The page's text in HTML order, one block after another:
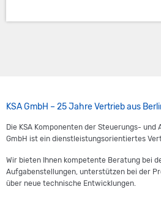
Footer
KSA GmbH – 25 Jahre Vertrieb aus
Die KSA Komponenten der Steuerungs-
GmbH ist ein dienstleistungsorientiertes
Wir bieten Ihnen kompetente Beratung bei
Aufgabenstellungen, unterstützen bei der
über neue technische Entwicklungen.